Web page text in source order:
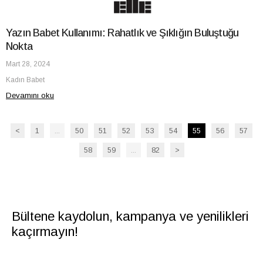
Yazın Babet Kullanımı: Rahatlık ve Şıklığın Buluştuğu
Nokta
Mart 28, 2024
Kadın Babet
Devamını oku
< 1 50 51 52 53 54 55 56 57
58 59 82 >
Bültene kaydolun, kampanya ve yenilikleri
kaçırmayın!